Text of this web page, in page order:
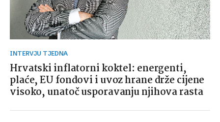
INTERVJU TJEDNA
Hrvatski inflatorni koktel: energenti,
plaće, EU fondovi i uvoz hrane drže cijene
visoko, unatoč usporavanju njihova rasta